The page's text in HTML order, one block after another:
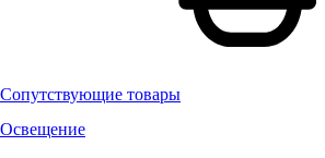
Сопутствующие товары
Освещение